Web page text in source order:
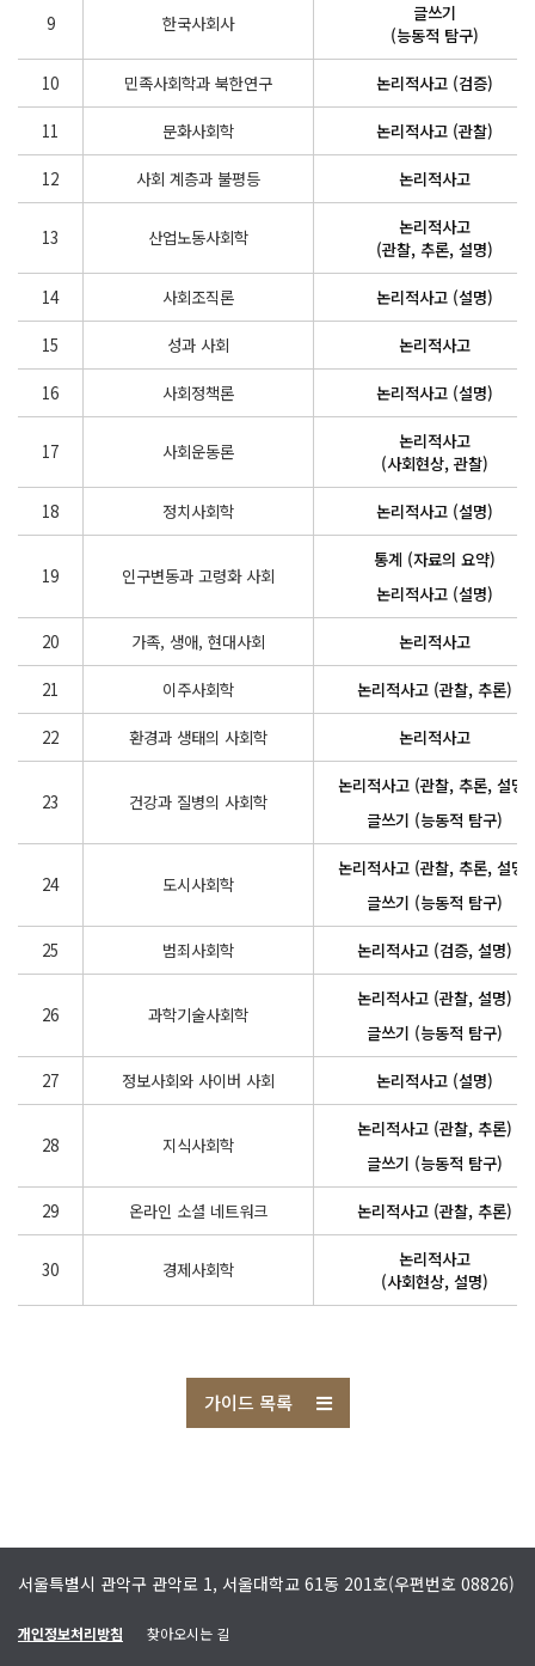
9 한국사회사
글쓰기
(능동적 탐구)
10 민족사회학과 북한연구 논리적사고 (검증)
11 문화사회학 논리적사고 (관찰)
12 사회 계층과 불평등 논리적사고
13 산업노동사회학
논리적사고
(관찰, 추론, 설명)
14 사회조직론 논리적사고 (설명)
15 성과 사회 논리적사고
16 사회정책론 논리적사고 (설명)
17 사회운동론
논리적사고
(사회현상, 관찰)
18 정치사회학 논리적사고 (설명)
19 인구변동과 고령화 사회
통계 (자료의 요약)
논리적사고 (설명)
20 가족, 생애, 현대사회 논리적사고
21 이주사회학 논리적사고 (관찰, 추론)
22 환경과 생태의 사회학 논리적사고
23 건강과 질병의 사회학
논리적사고 (관찰, 추론, 설명)
글쓰기 (능동적 탐구)
24 도시사회학
논리적사고 (관찰, 추론, 설명)
글쓰기 (능동적 탐구)
25 범죄사회학 논리적사고 (검증, 설명)
26 과학기술사회학
논리적사고 (관찰, 설명)
글쓰기 (능동적 탐구)
27 정보사회와 사이버 사회 논리적사고 (설명)
28 지식사회학
논리적사고 (관찰, 추론)
글쓰기 (능동적 탐구)
29 온라인 소셜 네트워크 논리적사고 (관찰, 추론)
30 경제사회학
논리적사고
(사회현상, 설명)
가이드 목록
서울특별시 관악구 관악로 1, 서울대학교 61동 201호(우편번호 08826)
개인정보처리방침 찾아오시는 길